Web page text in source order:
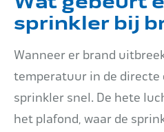
sprinkler bij
Wanneer er brand
temperatuur in de directe
sprinkler snel. De hete
het plafond, waar de